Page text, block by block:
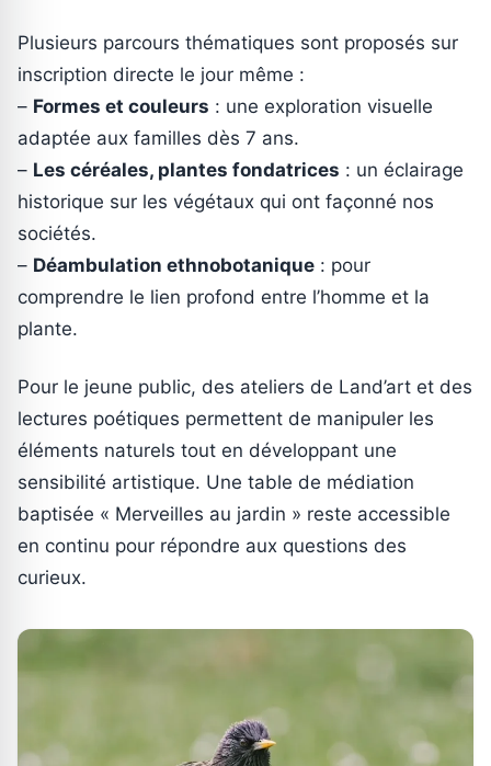
Plusieurs parcours thématiques sont proposés sur
inscription directe le jour même :
– Formes et couleurs : une exploration visuelle
adaptée aux familles dès 7 ans.
– Les céréales, plantes fondatrices : un éclairage
historique sur les végétaux qui ont façonné nos
sociétés.
– Déambulation ethnobotanique : pour
comprendre le lien profond entre l’homme et la
plante.
Pour le jeune public, des ateliers de Land’art et des
lectures poétiques permettent de manipuler les
éléments naturels tout en développant une
sensibilité artistique. Une table de médiation
baptisée « Merveilles au jardin » reste accessible
en continu pour répondre aux questions des
curieux.